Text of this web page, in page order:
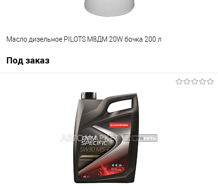
Масло дизельное PILOTS М8ДМ 20W бочка 200 л
Под заказ
Под заказ